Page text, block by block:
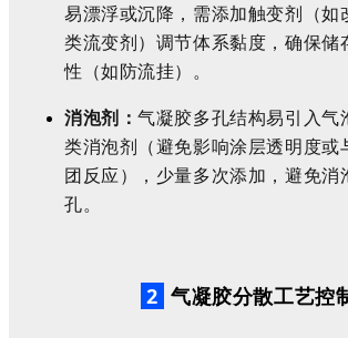
易漂浮或沉降，需添加触变剂（如
类流变剂）调节体系黏度，确保储
性（如防流挂）。
消泡剂：气凝胶多孔结构易引入气
类消泡剂（避免影响涂层透明度或
团反应），少量多次添加，避免消
孔。
2 气凝胶分散工艺控